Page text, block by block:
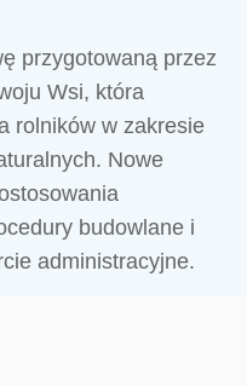
przygotowaną przez
Wsi, która
rolników w zakresie
Nowe
budowlane i
administracyjne.